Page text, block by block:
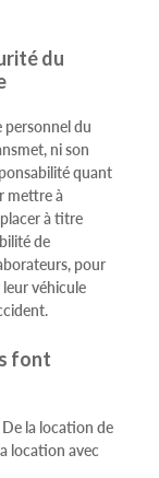
du
personnel du
ni son
quant
mettre à
à titre
de
pour
véhicule
font
la location de
location avec